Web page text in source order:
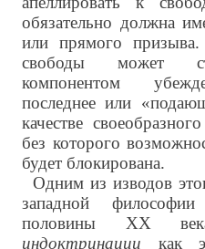
обязательно должна
или прямого
свободы может
компонентом
последнее или
качестве
без которого
будет блокирована.
Одним из изводов
западной
половины ХХ
индоктринации как